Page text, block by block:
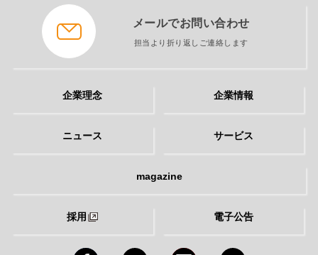
メールでお問い合わせ
担当より折り返しご連絡します
企業理念 企業情報
ニュース サービス
magazine
採用 電子公告